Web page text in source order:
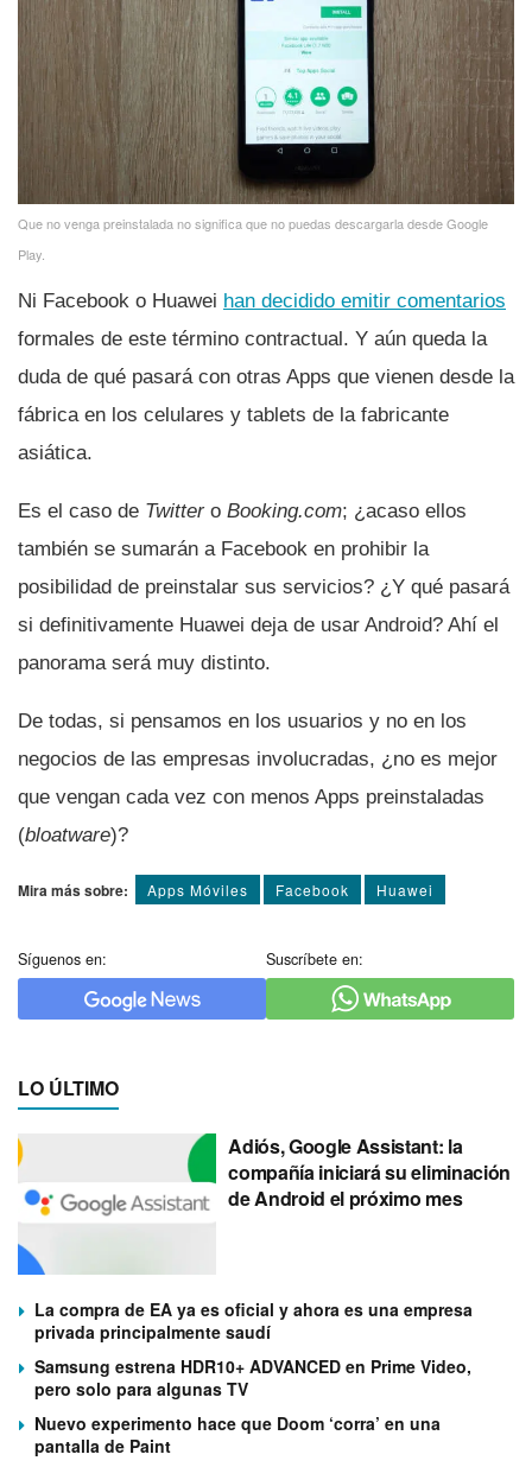
Que no venga preinstalada no significa que no puedas descargarla desde Google
Play.
Ni Facebook o Huawei han decidido emitir comentarios
formales de este término contractual. Y aún queda la
duda de qué pasará con otras Apps que vienen desde la
fábrica en los celulares y tablets de la fabricante
asiática.
Es el caso de Twittero Booking.com; ¿acaso ellos
también se sumarán a Facebook en prohibir la
posibilidad de preinstalar sus servicios? ¿Y qué pasará
si definitivamente Huawei deja de usar Android? Ahí­ el
panorama será muy distinto.
De todas, si pensamos en los usuarios y no en los
negocios de las empresas involucradas, ¿no es mejor
que vengan cada vez con menos Apps preinstaladas
(bloatware)?
Mira más sobre: Apps Móviles Facebook Huawei
Síguenos en: Suscríbete en:
LO ÚLTIMO
Adiós, Google Assistant: la
compañía iniciará su eliminación
de Android el próximo mes
La compra de EA ya es oficial y ahora es una empresa
privada principalmente saudí
Samsung estrena HDR10+ ADVANCED en Prime Video,
pero solo para algunas TV
Nuevo experimento hace que Doom ‘corra’ en una
pantalla de Paint